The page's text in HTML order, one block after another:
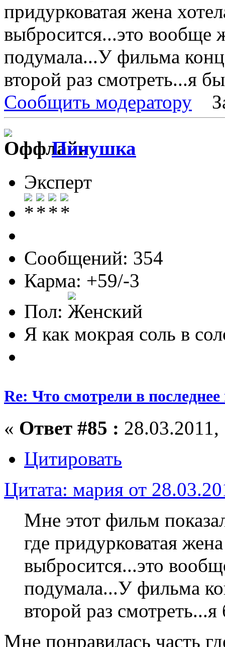
придурковатая жена
выбросится...это вообще
подумала...У фильма
второй раз смотреть...я
Сообщить модератору
Пичушка
Эксперт
Сообщений: 354
Карма: +59/-3
Пол:
Я как мокрая соль в
Re: Что смотрели в
« Ответ #85 :
Цитировать
Цитата: мария от
Мне этот фильм
где придурковатая
выбросится...это
подумала...У фильма
второй раз
Мне понравилась часть